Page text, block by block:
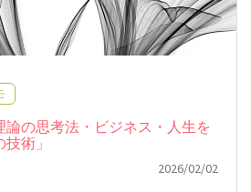
論の思考法・ビジネス・人生を
術」
2026/02/02